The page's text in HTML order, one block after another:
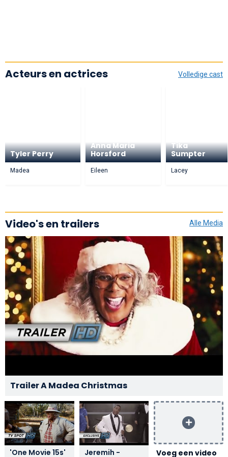
Volledige cast
Acteurs en actrices
Tyler Perry
Madea
Anna Maria
Horsford
Eileen
Tika
Sumpter
Lacey
Alle Media
Video's en trailers
Trailer A Madea Christmas
'One Movie 15s'
Jeremih -
Voeg een video